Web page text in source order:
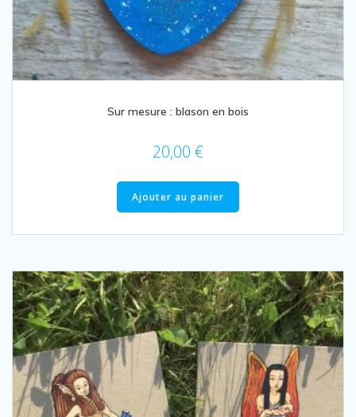
Sur mesure : blason en bois
20,00 €
Ajouter au panier